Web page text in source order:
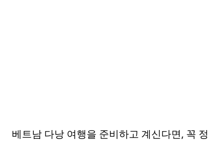
베트남 다낭 여행을 준비하고 계신다면, 꼭 정